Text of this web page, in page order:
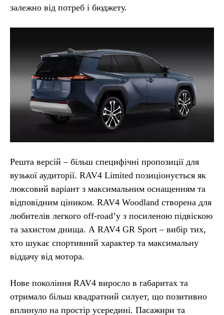
залежно від потреб і бюджету.
Решта версій – більш специфічні пропозиції для
вузької аудиторії. RAV4 Limited позиціонується як
люксовий варіант з максимальним оснащенням та
відповідним ціником. RAV4 Woodland створена для
любителів легкого off-road’у з посиленою підвіскою
та захистом днища. А RAV4 GR Sport – вибір тих,
хто шукає спортивний характер та максимальну
віддачу від мотора.
Нове покоління RAV4 виросло в габаритах та
отримало більш квадратний силует, що позитивно
вплинуло на простір усередині. Пасажири та